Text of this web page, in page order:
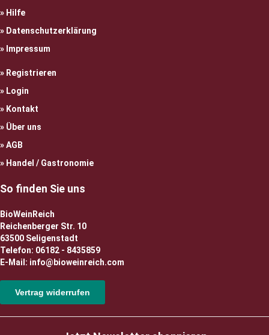
Hilfe
Datenschutzerklärung
Impressum
Registrieren
Login
Kontakt
Über uns
AGB
Handel / Gastronomie
So finden Sie uns
BioWeinReich
Reichenberger Str. 10
63500 Seligenstadt
Telefon: 06182 - 8435859
E-Mail: info@bioweinreich.com
Vertrag widerrufen